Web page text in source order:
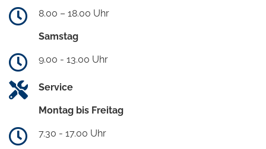
8.00 – 18.00 Uhr
Samstag
9.00 - 13.00 Uhr
Service
Montag bis Freitag
7.30 - 17.00 Uhr